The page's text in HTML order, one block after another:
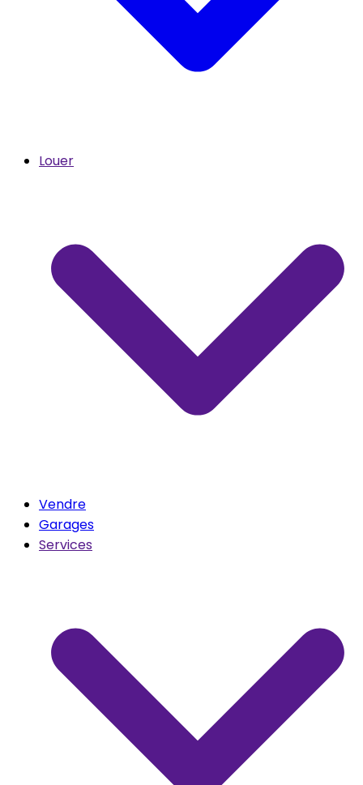
Louer
Vendre
Garages
Services